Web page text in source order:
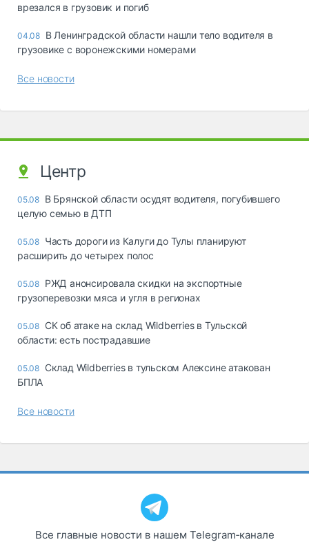
врезался в грузовик и погиб
04.08 В Ленинградской области нашли тело водителя в
грузовике с воронежскими номерами
Все новости
Центр
05.08 В Брянской области осудят водителя, погубившего
целую семью в ДТП
05.08 Часть дороги из Калуги до Тулы планируют
расширить до четырех полос
05.08 РЖД анонсировала скидки на экспортные
грузоперевозки мяса и угля в регионах
05.08 СК об атаке на склад Wildberries в Тульской
области: есть пострадавшие
05.08 Склад Wildberries в тульском Алексине атакован
БПЛА
Все новости
Все главные новости в нашем Telegram‑канале